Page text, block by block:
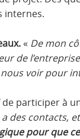
internes.
« De mon
de
voir pour
participer à
des contacts,
pour que